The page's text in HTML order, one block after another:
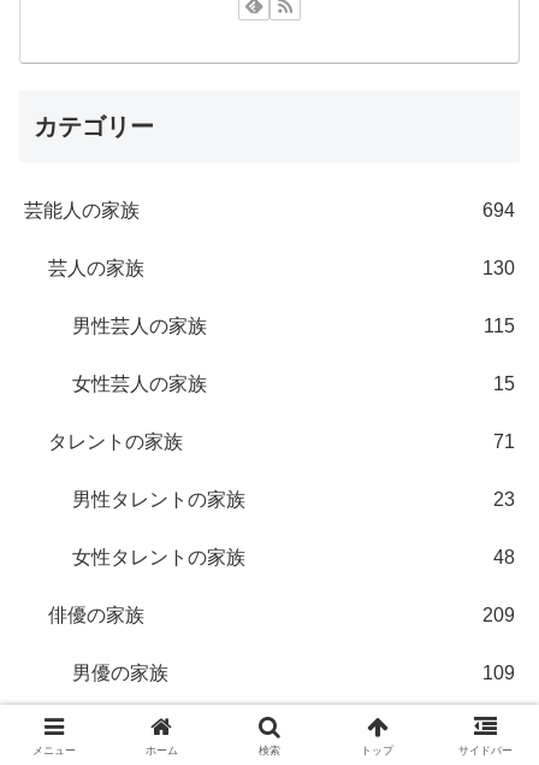
カテゴリー
芸能人の家族 694
芸人の家族 130
男性芸人の家族 115
女性芸人の家族 15
タレントの家族 71
男性タレントの家族 23
女性タレントの家族 48
俳優の家族 209
男優の家族 109
女優の家族 100
メニュー ホーム 検索 トップ サイドバー